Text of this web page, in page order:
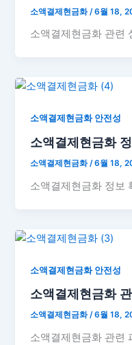
소액결제현금화 /6월 18,
소액결제현금화 관련
소액결제현금화 안전성
소액결제현금화
소액결제현금화/6월 18,
소액결제현금화 정보
소액결제현금화 안전성
소액결제현금화
소액결제현금화/6월 18,
소액결제현금화 관련